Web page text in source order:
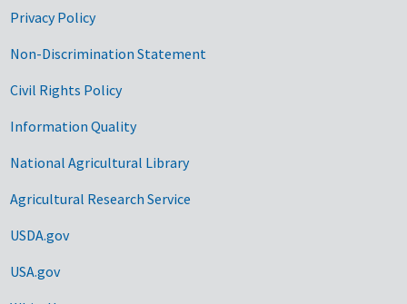
Privacy Policy
Non-Discrimination Statement
Civil Rights Policy
Information Quality
National Agricultural Library
Agricultural Research Service
USDA.gov
USA.gov